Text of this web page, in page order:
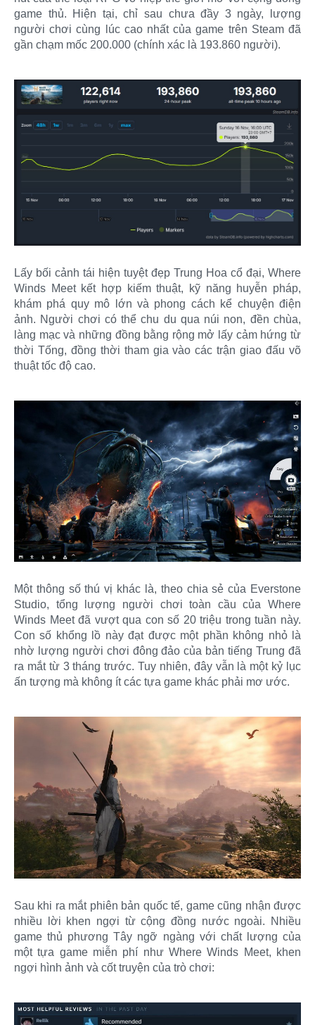
game thủ. Hiện tại, chỉ sau chưa đầy 3 ngày, lượng
người chơi cùng lúc cao nhất của game trên Steam đã
gần chạm mốc 200.000 (chính xác là 193.860 người).
Lấy bối cảnh tái hiện tuyệt đẹp Trung Hoa cổ đại, Where
Winds Meet kết hợp kiếm thuật, kỹ năng huyễn pháp,
khám phá quy mô lớn và phong cách kể chuyện điện
ảnh. Người chơi có thể chu du qua núi non, đền chùa,
làng mạc và những đồng bằng rộng mở lấy cảm hứng từ
thời Tống, đồng thời tham gia vào các trận giao đấu võ
thuật tốc độ cao.
Một thông số thú vị khác là, theo chia sẻ của Everstone
Studio, tổng lượng người chơi toàn cầu của Where
Winds Meet đã vượt qua con số 20 triệu trong tuần này.
Con số khổng lồ này đạt được một phần không nhỏ là
nhờ lượng người chơi đông đảo của bản tiếng Trung đã
ra mắt từ 3 tháng trước. Tuy nhiên, đây vẫn là một kỷ lục
ấn tượng mà không ít các tựa game khác phải mơ ước.
Sau khi ra mắt phiên bản quốc tế, game cũng nhận được
nhiều lời khen ngợi từ cộng đồng nước ngoài. Nhiều
game thủ phương Tây ngỡ ngàng với chất lượng của
một tựa game miễn phí như Where Winds Meet, khen
ngợi hình ảnh và cốt truyện của trò chơi: